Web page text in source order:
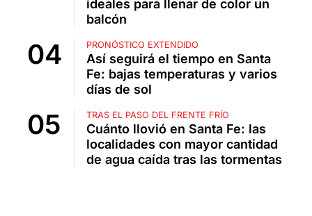
ideales para llenar de color un
balcón
PRONÓSTICO EXTENDIDO
Así seguirá el tiempo en Santa
Fe: bajas temperaturas y varios
días de sol
TRAS EL PASO DEL FRENTE FRÍO
Cuánto llovió en Santa Fe: las
localidades con mayor cantidad
de agua caída tras las tormentas